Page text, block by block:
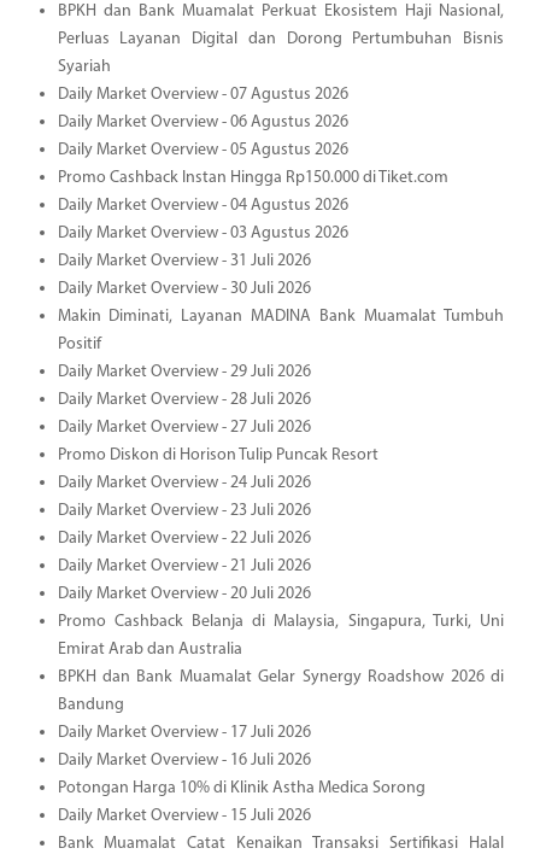
BPKH dan Bank Muamalat Perkuat Ekosistem Haji Nasional,
Perluas Layanan Digital dan Dorong Pertumbuhan Bisnis
Syariah
Daily Market Overview - 07 Agustus 2026
Daily Market Overview - 06 Agustus 2026
Daily Market Overview - 05 Agustus 2026
Promo Cashback Instan Hingga Rp150.000 di Tiket.com
Daily Market Overview - 04 Agustus 2026
Daily Market Overview - 03 Agustus 2026
Daily Market Overview - 31 Juli 2026
Daily Market Overview - 30 Juli 2026
Makin Diminati, Layanan MADINA Bank Muamalat Tumbuh
Positif
Daily Market Overview - 29 Juli 2026
Daily Market Overview - 28 Juli 2026
Daily Market Overview - 27 Juli 2026
Promo Diskon di Horison Tulip Puncak Resort
Daily Market Overview - 24 Juli 2026
Daily Market Overview - 23 Juli 2026
Daily Market Overview - 22 Juli 2026
Daily Market Overview - 21 Juli 2026
Daily Market Overview - 20 Juli 2026
Promo Cashback Belanja di Malaysia, Singapura, Turki, Uni
Emirat Arab dan Australia
BPKH dan Bank Muamalat Gelar Synergy Roadshow 2026 di
Bandung
Daily Market Overview - 17 Juli 2026
Daily Market Overview - 16 Juli 2026
Potongan Harga 10% di Klinik Astha Medica Sorong
Daily Market Overview - 15 Juli 2026
Bank Muamalat Catat Kenaikan Transaksi Sertifikasi Halal